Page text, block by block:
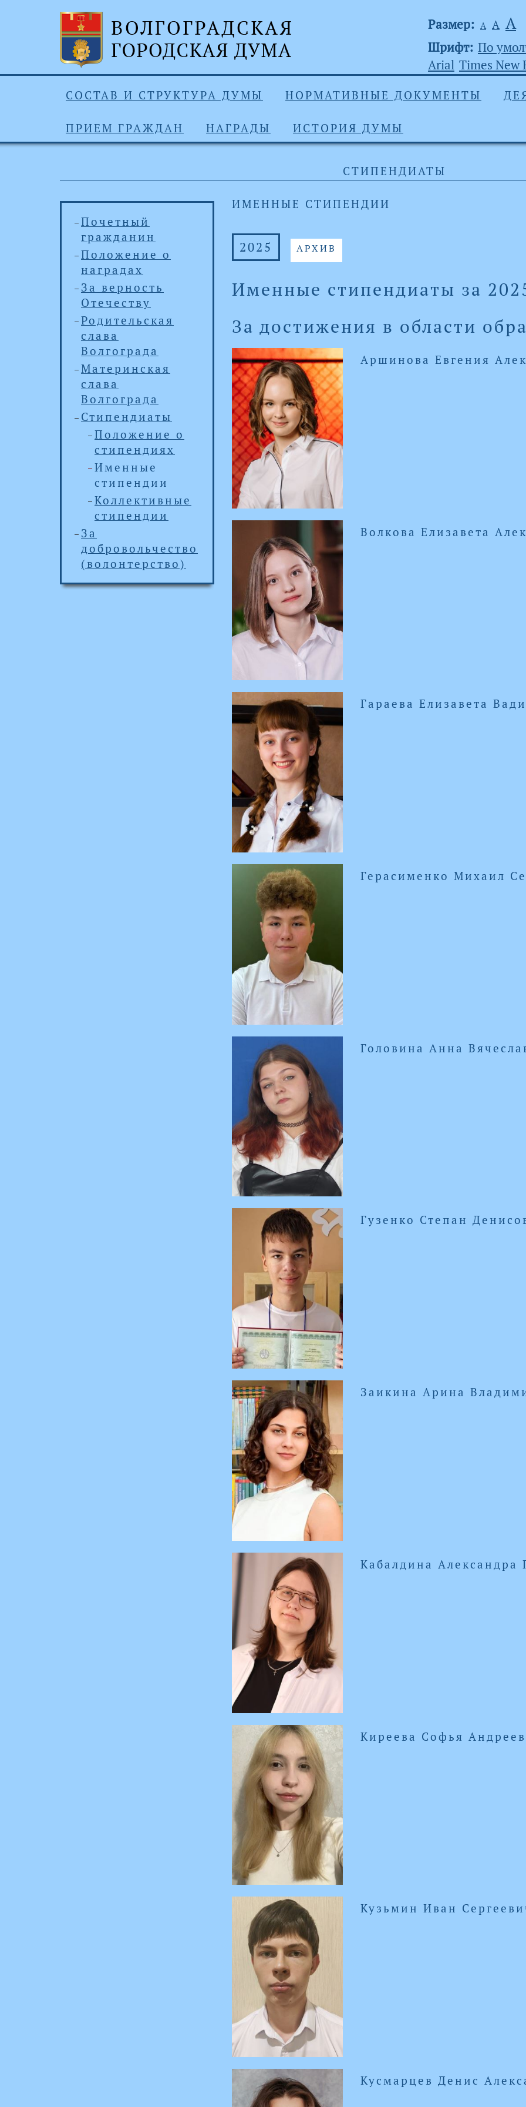
Размер: А А А
Шрифт: По
Arial Times New
СОСТАВ И СТРУКТУРА ДУМЫ НОРМАТИВНЫЕ ДОКУМЕНТЫ
ПРИЕМ ГРАЖДАН НАГРАДЫ ИСТОРИЯ ДУМЫ
СТИПЕНДИАТЫ
Почетный
гражданин
Положение о
наградах
За верность
Отечеству
Родительская
слава
Волгограда
Материнская
слава
Волгограда
Стипендиаты
Положение о
стипендиях
Именные
стипендии
Коллективные
стипендии
За
добровольчество
(волонтерство)
ИМЕННЫЕ СТИПЕНДИИ
2025 АРХИВ
Именные стипендиаты за
За достижения в области
Аршинова Евгения
Волкова Елизавета
Гараева Елизавета
Герасименко Михаил
Головина Анна
Гузенко Степан
Заикина Арина
Кабалдина Александра
Киреева Софья
Кузьмин Иван
Кусмарцев Денис